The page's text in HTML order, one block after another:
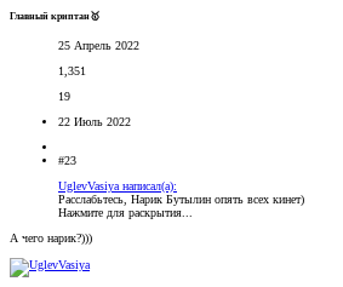
Главный криптан🥇
25 Апрель 2022
1,351
19
22 Июль 2022
#23
UglevVasiya написал(а):
Расслабьтесь, Нарик Бутылин опять всех кинет)
Нажмите для раскрытия...
А чего нарик?)))